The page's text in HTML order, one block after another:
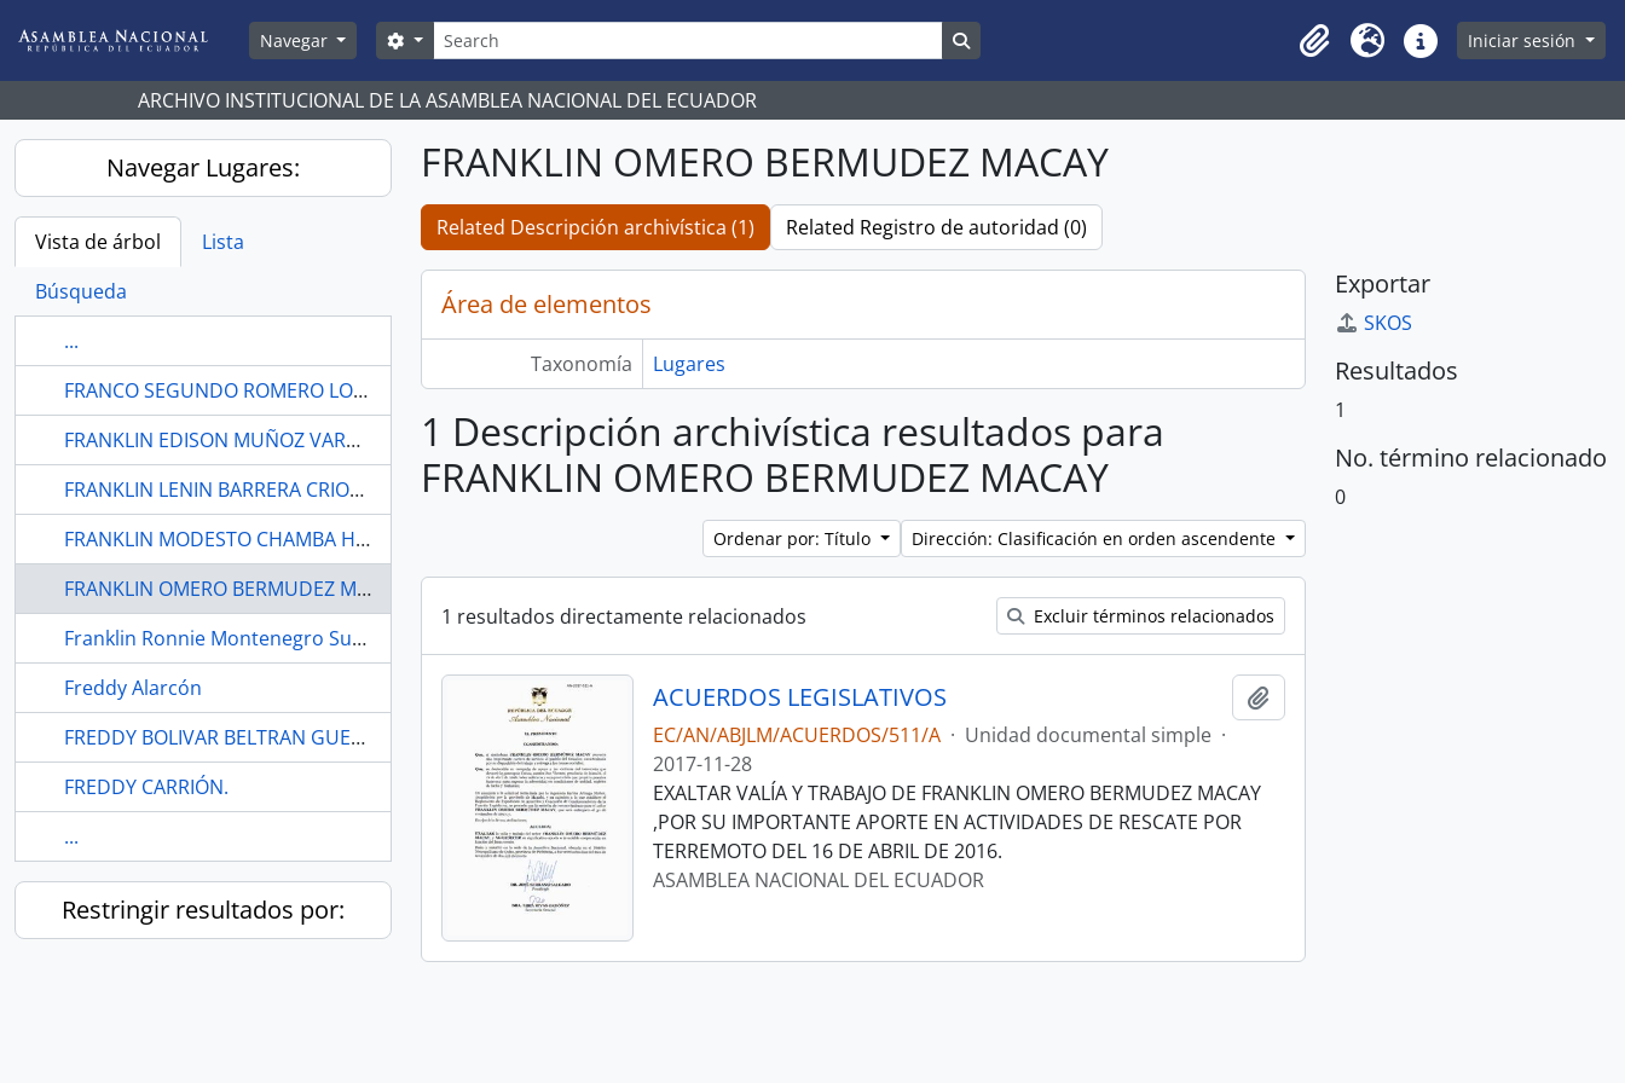
Navegar
Búsqueda
Search options
Clipboard
Idioma Enlaces rápidos
Iniciar sesión
ARCHIVO INSTITUCIONAL DE LA ASAMBLEA NACIONAL DEL ECUADOR
Navegar Lugares:
Vista de árbol
Lista
Búsqueda
...
FRANCO SEGUNDO ROMERO LOAYZA
FRANKLIN EDISON MUÑOZ VARGAS.
FRANKLIN LENIN BARRERA CRIOLLO
FRANKLIN MODESTO CHAMBA HERRERA.
FRANKLIN OMERO BERMUDEZ MACAY
Franklin Ronnie Montenegro Suárez
Freddy Alarcón
FREDDY BOLIVAR BELTRAN GUERRA.
FREDDY CARRIÓN.
...
Restringir resultados por:
FRANKLIN OMERO BERMUDEZ MACAY
Related Descripción archivística (1) Related Registro de autoridad (0)
Área de elementos
Taxonomía Lugares
1 Descripción archivística resultados para
FRANKLIN OMERO BERMUDEZ MACAY
Ordenar por: Título Dirección: Clasificación en orden ascendente
1 resultados directamente relacionados Excluir términos relacionados
ACUERDOS LEGISLATIVOS
EC/AN/ABJLM/ACUERDOS/511/A · Unidad documental simple ·
2017-11-28
EXALTAR VALÍA Y TRABAJO DE FRANKLIN OMERO BERMUDEZ MACAY
,POR SU IMPORTANTE APORTE EN ACTIVIDADES DE RESCATE POR
TERREMOTO DEL 16 DE ABRIL DE 2016.
ASAMBLEA NACIONAL DEL ECUADOR
Exportar
SKOS
Resultados
1
No. término relacionado
0